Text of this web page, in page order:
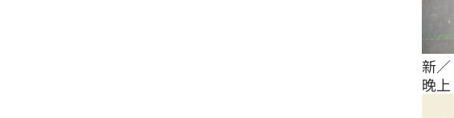
新
晚上